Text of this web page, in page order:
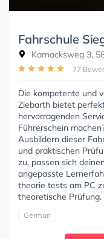
Fahrschule
Karnacksweg 3,
77
Die kompetente und
Ziebarth bietet
hervorragenden
Führerschein
Ausbildern dieser
und praktischen
zu, passen sich
angepasste
theorie tests am PC
theoretische Prüfung.
German